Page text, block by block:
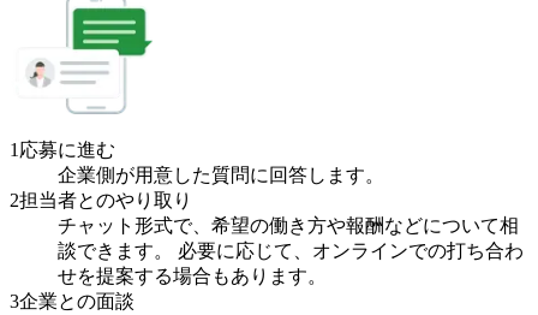
1 応募に進む
企業側が用意した質問に回答します。
2担当者とのやり取り
チャット形式で、希望の働き方や報酬などについて相
談できます。 必要に応じて、オンラインでの打ち合わ
せを提案する場合もあります。
3企業との面談